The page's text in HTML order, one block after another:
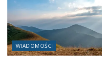
WIADOMOŚCI